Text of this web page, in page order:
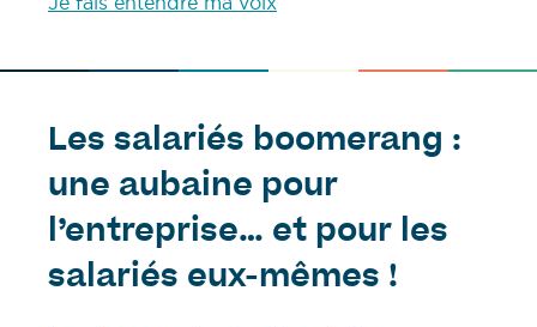
Les salariés boomerang :
une aubaine pour
l’entreprise… et pour les
salariés eux-mêmes !